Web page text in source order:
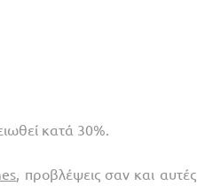
κατά 30%.
, προβλέψεις σαν και αυτές